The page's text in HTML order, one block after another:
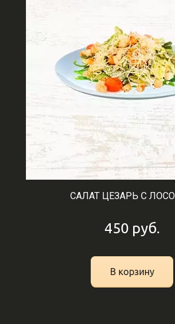
САЛАТ ЦЕЗАРЬ С
450 руб.
В корзину